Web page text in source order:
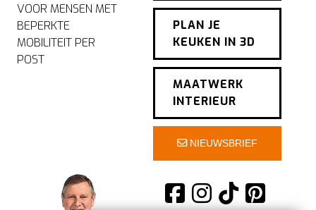
VOOR MENSEN MET
BEPERKTE
MOBILITEIT PER
POST
PLAN JE
KEUKEN IN 3D
MAATWERK
INTERIEUR
NIEUWSBRIEF